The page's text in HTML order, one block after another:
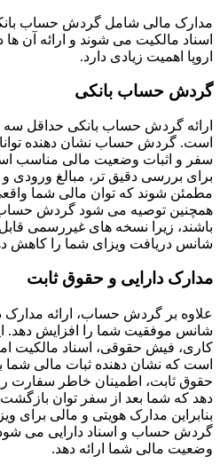
مدارک مالی شامل گردش حساب
اسناد مالکیت می شوند و ارائه آن
اروپا اهمیت زیادی دارد.
گردش حساب بانکی
ارائه گردش حساب بانکی حداقل
است. گردش حساب نشان دهنده
سفر و اثبات وضعیت مالی مناسب
برای بررسی دقیق تر، مبالغ ورودی و
مطمئن شوند که توان مالی شما
همچنین توصیه می شود گردش
باشند، زیرا نسخه های غیررسمی
شانس دریافت ویزای شما را کاهش
مدارک دارایی و حقوق ثابت
علاوه بر گردش حساب، ارائه مدارک
شانس موفقیت شما را افزایش دهد.
کاری، فیش حقوقی، اسناد مالکیت
است که نشان دهنده ثبات مالی شما
حقوق ثابت، اطمینان خاطر سفارت
دهد که شما بعد از سفر توان بازگشت
بنابراین مدارک هویتی و مالی برای
گردش حساب و اسناد دارایی می شود
وضعیت مالی شما ارائه دهد.